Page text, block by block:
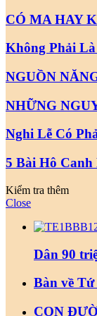
CÓ MA HAY
Không Phải
NGUỒN
NHỮNG
Nghi Lễ Có
5 Bài Hô Canh
Kiểm tra thêm
Close
Dân 90
Bàn về
CON